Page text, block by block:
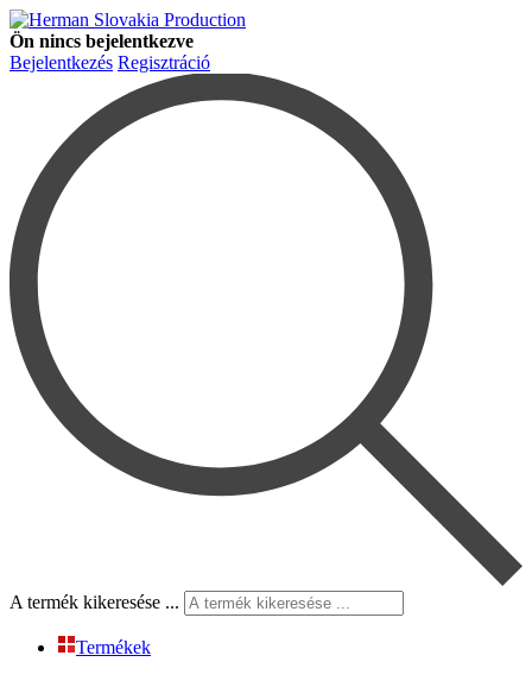
Ön nincs bejelentkezve
Bejelentkezés Regisztráció
A termék kikeresése ...
Termékek